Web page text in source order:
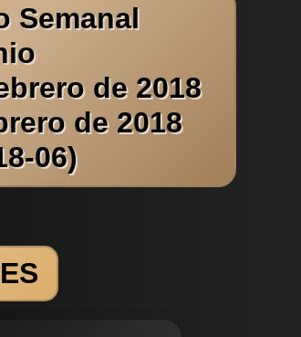
Semanal
de 2018
de 2018
06)